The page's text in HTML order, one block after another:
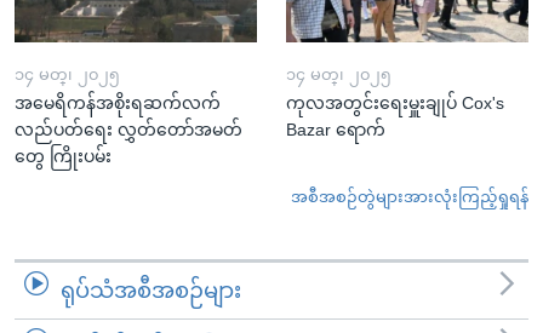
၁၄ မတ္၊ ၂၀၂၅
အမေရိကန်အစိုးရဆက်လက်
လည်ပတ်ရေး လွှတ်တော်အမတ်
တွေ ကြိုးပမ်း
၁၄ မတ္၊ ၂၀၂၅
ကုလအတွင်းရေးမှူးချုပ် Cox's
Bazar ရောက်
အစီအစဉ်တွဲများအားလုံးကြည့်ရှုရန်
ရုပ်သံအစီအစဉ်များ